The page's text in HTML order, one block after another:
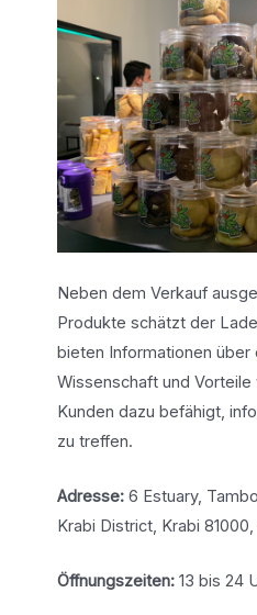
Neben dem Verkauf
Produkte schätzt der
bieten Informationen über
Wissenschaft und
Kunden dazu befähigt,
zu treffen.
Adresse:6 Estuary,
Krabi District, Krabi 81000,
Öffnungszeiten:13 bis 24